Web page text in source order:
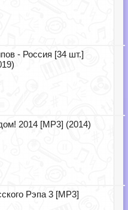
- Россия [34 шт.]
2014 [MP3] (2014)
Рэпа 3 [MP3]